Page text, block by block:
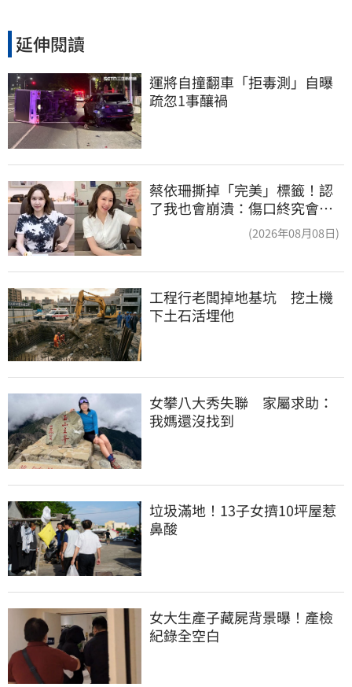
延伸閱讀
運將自撞翻車「拒毒測」自曝
疏忽1事釀禍
蔡依珊撕掉「完美」標籤！認
了我也會崩潰：傷口終究會癒
(2026年08月08日)
工程行老闆掉地基坑　挖土機
下土石活埋他
女攀八大秀失聯　家屬求助：
我媽還沒找到
垃圾滿地！13子女擠10坪屋惹
鼻酸
女大生產子藏屍背景曝！產檢
紀錄全空白